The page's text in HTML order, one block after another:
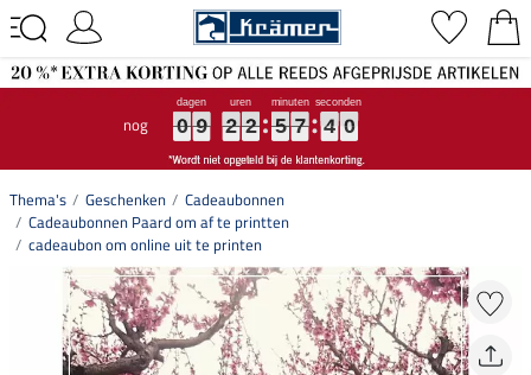
nog 0
0
0
0 9
9
9
9 2
2
2
2 2
2
2
2 5
5
5
5 7
7
7
7 3
4
3
4 9
0
9
0
Thema's Geschenken
Cadeaubonnen
Cadeaubonnen Paard om af te printten
cadeaubon om online uit te printen